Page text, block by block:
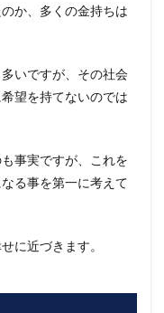
か、多くの金持ちは
いですが、その社会
望を持てないのでは
事実ですが、これを
る事を第一に考えて
に近づきます。